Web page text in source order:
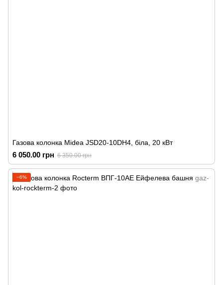
Газова колонка Midea JSD20-10DH4, біла, 20 кВт
6 050.00 грн 6 350.00 грн
−6%